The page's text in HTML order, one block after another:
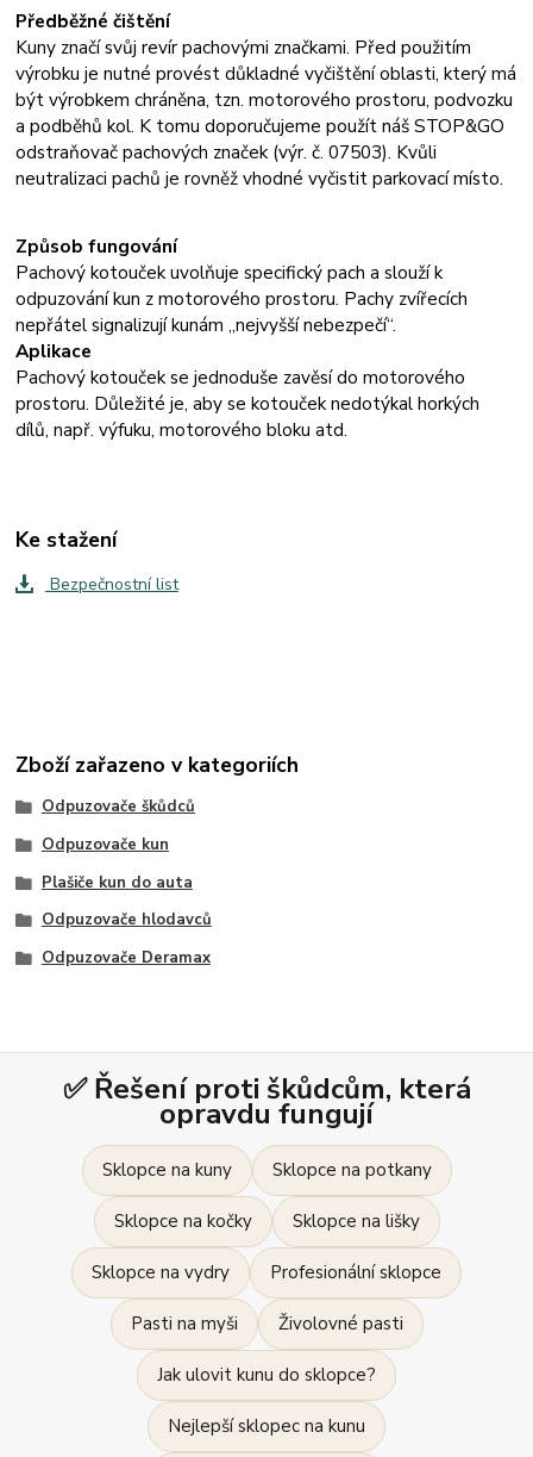
Předběžné čištění
Kuny značí svůj revír pachovými značkami. Před použitím
výrobku je nutné provést důkladné vyčištění oblasti, který má
být výrobkem chráněna, tzn. motorového prostoru, podvozku
a podběhů kol. K tomu doporučujeme použít náš STOP&GO
odstraňovač pachových značek (výr. č. 07503). Kvůli
neutralizaci pachů je rovněž vhodné vyčistit parkovací místo.
Způsob fungování
Pachový kotouček uvolňuje specifický pach a slouží k
odpuzování kun z motorového prostoru. Pachy zvířecích
nepřátel signalizují kunám „nejvyšší nebezpečí“.
Aplikace
Pachový kotouček se jednoduše zavěsí do motorového
prostoru. Důležité je, aby se kotouček nedotýkal horkých
dílů, např. výfuku, motorového bloku atd.
Ke stažení
Bezpečnostní list
Zboží zařazeno v kategoriích
Odpuzovače škůdců
Odpuzovače kun
Plašiče kun do auta
Odpuzovače hlodavců
Odpuzovače Deramax
✅ Řešení proti škůdcům, která
opravdu fungují
Sklopce na kuny Sklopce na potkany
Sklopce na kočky Sklopce na lišky
Sklopce na vydry Profesionální sklopce
Pasti na myši Živolovné pasti
Jak ulovit kunu do sklopce?
Nejlepší sklopec na kunu